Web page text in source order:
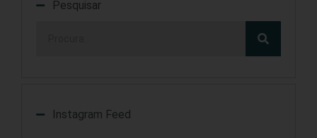
Pesquisar
Instagram Feed